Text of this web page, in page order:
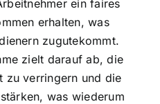
ein faires
erhalten, was
zugutekommt.
zielt darauf ab, die
zu verringern und die
was wiederum